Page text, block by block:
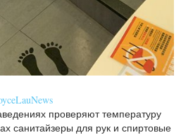
проверяют температуру
санитайзеры для рук и спиртовые